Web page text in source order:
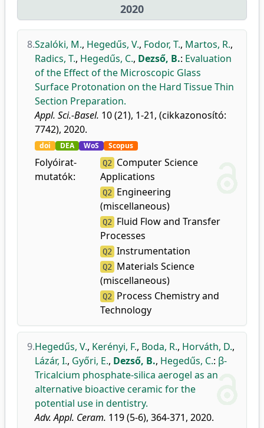
2020
8.Szalóki, M., Hegedűs, V., Fodor, T., Martos, R.,
Radics, T., Hegedűs, C., Dezső, B.: Evaluation
of the Effect of the Microscopic Glass
Surface Protonation on the Hard Tissue Thin
Section Preparation.
Appl. Sci.-Basel. 10 (21), 1-21, (cikkazonosító:
7742), 2020.
doi DEA WoS Scopus
Folyóirat-
mutatók:
Q2 Computer Science
Applications
Q2 Engineering
(miscellaneous)
Q2 Fluid Flow and Transfer
Processes
Q2 Instrumentation
Q2 Materials Science
(miscellaneous)
Q2 Process Chemistry and
Technology
9.Hegedűs, V., Kerényi, F., Boda, R., Horváth, D.,
Lázár, I., Győri, E., Dezső, B., Hegedűs, C.: β-
Tricalcium phosphate-silica aerogel as an
alternative bioactive ceramic for the
potential use in dentistry.
Adv. Appl. Ceram. 119 (5-6), 364-371, 2020.